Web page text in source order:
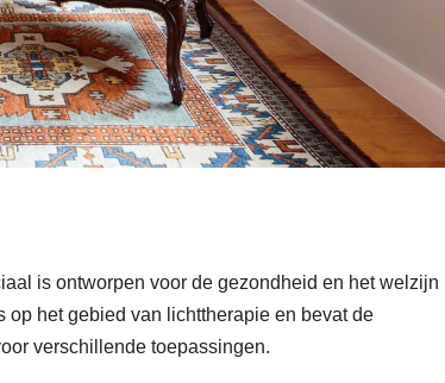
is ontworpen voor de gezondheid en het welzijn
op het gebied van lichttherapie en bevat de
verschillende toepassingen.